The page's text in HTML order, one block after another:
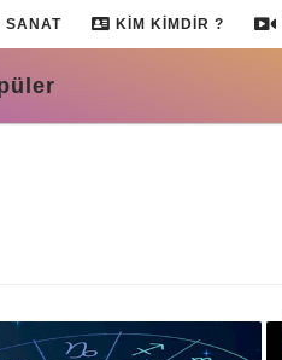
SANAT KIM KIMDIR ?